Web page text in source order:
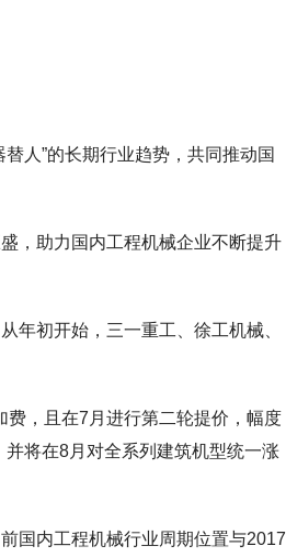
人”的长期行业趋势，共同推动国
，助力国内工程机械企业不断提升
年初开始，三一重工、徐工机械、
费，且在7月进行第二轮提价，幅度
将在8月对全系列建筑机型统一涨
国内工程机械行业周期位置与2017